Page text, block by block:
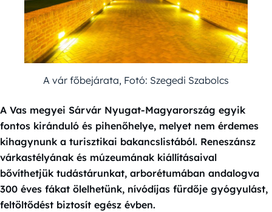
A vár főbejárata, Fotó: Szegedi Szabolcs
A Vas megyei Sárvár Nyugat-Magyarország egyik
fontos kiránduló és pihenőhelye, melyet nem érdemes
kihagynunk a turisztikai bakancslistából. Reneszánsz
várkastélyának és múzeumának kiállításaival
bővíthetjük tudástárunkat, arborétumában andalogva
300 éves fákat ölelhetünk, nívódíjas fürdője gyógyulást,
feltöltődést biztosít egész évben.